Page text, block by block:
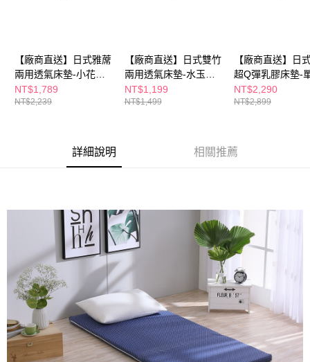
購買商品的店家。未經商家同意取消之訂單仍視為有效，需透過AFTEE先享
後付繳納相關費用。
※ 交易是否成功請以「AFTEE先享後付 」之結帳頁面顯示為準，若有關於
是否繳費成功／繳費後需取消欲退款等相關疑問，請聯繫「AFTEE先享後付
客戶支援中心」
https://netprotections.freshdesk.com/support/home
易，需依本服務之必要範圍內提供個人資料，並將交易相關給付款項請求債
權轉讓予恩沛科技股份有限公司。
「AFTEE先享後付」，若未經同意申辦者引起之損失，本公司不負相關責
４．使用「AFTEE先享後付」時，將依據個別帳號之用戶狀況，依本公司即
時審查核予不同之上限額度；若仍有額度不足之情形，本公司將視審查結果
請求用戶進行身份認證。
５．嚴禁一人註冊多個帳號或使用他人資訊註冊。若發現惡意使用之情形，
恩沛科技股份有限公司將有權停止該用戶之使用額度並採取法律行動。
【廠商直送】日式雅蓆
兩用透氣床墊-小花條
紋咖5cm
NT$1,789
NT$2,239
【廠商直送】日式雙竹
兩用透氣床墊-水玉點
點
NT$1,199
NT$1,499
【廠商直送】日
超Q彈乳膠床墊-
2.5cm
NT$2,290
NT$2,899
詳細說明 相關推薦